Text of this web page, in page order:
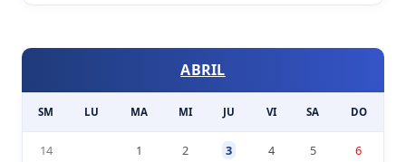
ABRIL
SM LU MA MI JU VI SA DO
14 1 2 3 4 5 6